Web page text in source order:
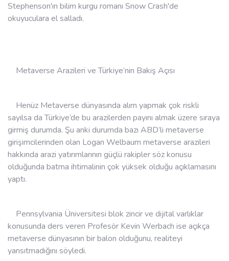
Stephenson'ın bilim kurgu romanı Snow Crash'de
okuyuculara el salladı.
Metaverse Arazileri ve Türkiye’nin Bakış Açısı
Henüz Metaverse dünyasında alım yapmak çok riskli
sayılsa da Türkiye’de bu arazilerden payını almak üzere sıraya
girmiş durumda. Şu anki durumda bazı ABD’li metaverse
girişimcilerinden olan Logan Welbaum metaverse arazileri
hakkında arazi yatırımlarının güçlü rakipler söz konusu
olduğunda batma ihtimalinin çok yüksek olduğu açıklamasını
yaptı.
Pennsylvania Üniversitesi blok zincir ve dijital varlıklar
konusunda ders veren Profesör Kevin Werbach ise açıkça
metaverse dünyasının bir balon olduğunu, realiteyi
yansıtmadığını söyledi.